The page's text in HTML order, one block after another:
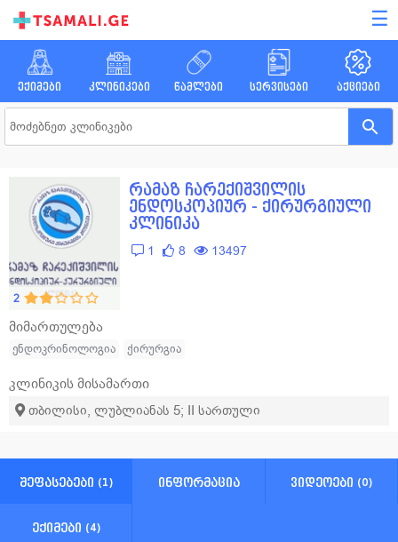
☰
ექიმები კლინიკები წამლები სერვისები აქციები
2
რამაზ ჩარექიშვილის
ენდოსკოპიურ - ქირურგიული
კლინიკა
1 8 13497
მიმართულება
ენდოკრინოლოგია ქირურგია
კლინიკის მისამართი
თბილისი, ლუბლიანას 5; II სართული
შეფასებები (1) ინფორმაცია ვიდეოები (0)
ექიმები (4)